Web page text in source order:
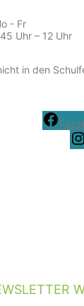
- Fr
Uhr – 12 Uhr
in den